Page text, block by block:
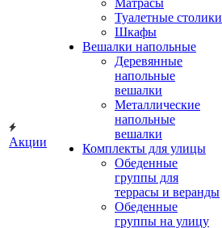
Акции
Матрасы
Туалетные столики
Шкафы
Вешалки напольные
Деревянные
напольные
вешалки
Металлические
напольные
вешалки
Комплекты для улицы
Обеденные
группы для
террасы и веранды
Обеденные
группы на улицу